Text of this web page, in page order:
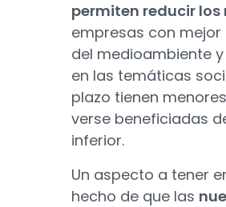
permiten reducir los
empresas con
del medioambiente
en las temáticas
plazo tienen
verse beneficiadas
inferior.
Un aspecto a tener
hecho de que las